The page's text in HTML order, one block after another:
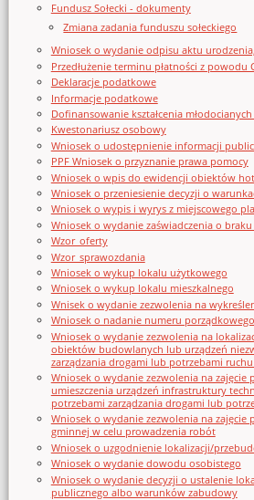
Fundusz Sołecki - dokumenty
Zmiana zadania funduszu sołeckiego
Wniosek o wydanie odpisu aktu
Przedłużenie terminu płatności z powodu
Deklaracje podatkowe
Informacje podatkowe
Dofinansowanie kształcenia
Kwestonariusz osobowy
Wniosek o udostępnienie informacji
PPF Wniosek o przyznanie prawa pomocy
Wniosek o wpis do ewidencji obiektów
Wniosek o przeniesienie decyzji o
Wniosek o wypis i wyrys z miejscowego
Wniosek o wydanie zaświadczenia o
Wzor_oferty
Wzor_sprawozdania
Wniosek o wykup lokalu użytkowego
Wniosek o wykup lokalu mieszkalnego
Wnisek o wydanie zezwolenia na
Wniosek o nadanie numeru
Wniosek o wydanie zezwolenia na
obiektów budowlanych lub urządzeń
zarządzania drogami lub potrzebami
Wniosek o wydanie zezwolenia na zajęcie
umieszczenia urządzeń infrastruktury
potrzebami zarządzania drogami lub
Wniosek o wydanie zezwolenia na zajęcie
gminnej w celu prowadzenia robót
Wniosek o uzgodnienie lokalizacji/
Wniosek o wydanie dowodu osobistego
Wniosek o wydanie decyzji o ustalenie
publicznego albo warunków zabudowy